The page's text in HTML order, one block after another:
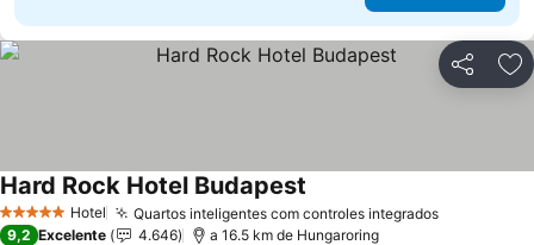
Partilhar
5 Estrelas Hotel Quartos inteligentes com controles integradosVer preços
Hard Rock Hotel Budapest
9,2 Excelente 4.646 a 16.5 km de Hungaroring